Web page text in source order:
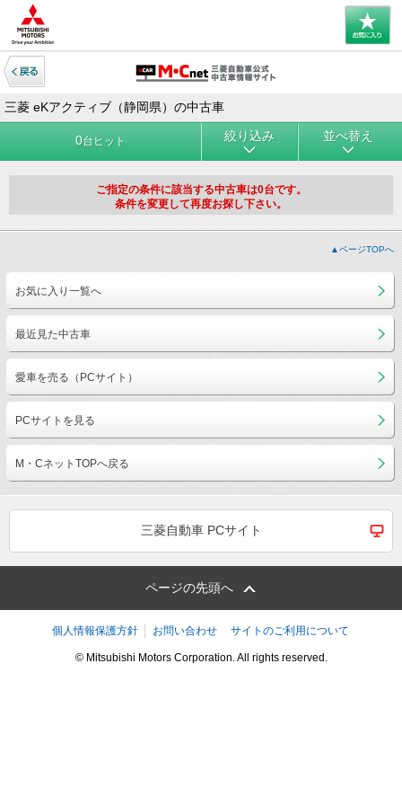
三菱 eKアクティブ（静岡県）の中古車
0台ヒット 絞り込み 並べ替え
ご指定の条件に該当する中古車は0台です。
条件を変更して再度お探し下さい。
▲ページTOPへ
お気に入り一覧へ
最近見た中古車
愛車を売る（PCサイト）
PCサイトを見る
M・CネットTOPへ戻る
三菱自動車 PCサイト
ページの先頭へ
個人情報保護方針 お問い合わせ サイトのご利用について
© Mitsubishi Motors Corporation. All rights reserved.